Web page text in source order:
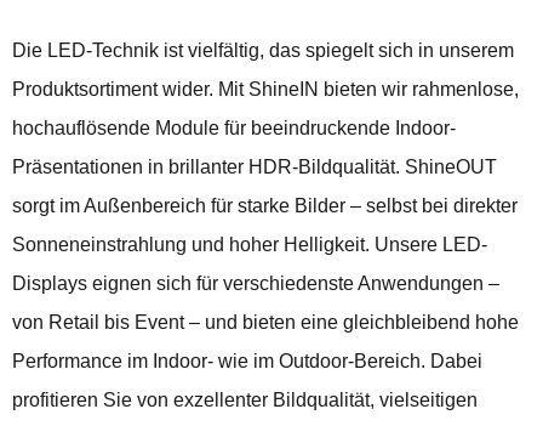
Die LED-Technik ist vielfältig, das spiegelt sich in unserem
Produktsortiment wider. Mit ShineIN bieten wir rahmenlose,
hochauflösende Module für beeindruckende Indoor-
Präsentationen in brillanter HDR-Bildqualität. ShineOUT
sorgt im Außenbereich für starke Bilder – selbst bei direkter
Sonneneinstrahlung und hoher Helligkeit. Unsere LED-
Displays eignen sich für verschiedenste Anwendungen –
von Retail bis Event – und bieten eine gleichbleibend hohe
Performance im Indoor- wie im Outdoor-Bereich. Dabei
profitieren Sie von exzellenter Bildqualität, vielseitigen